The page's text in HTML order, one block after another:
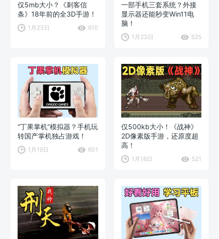
仅5mb大小？《刺客信
条》18年前的全3D手游！
1月23日 610
一部手机三套系统？外接
显示器还能秒变Win11电
脑！
1月23日 525
“丁果掌机”模拟器？手机玩
转国产掌机独占游戏！
1月19日 601
仅500kb大小！《战神》
2D像素版手游，还原度超
高！
1月16日 521